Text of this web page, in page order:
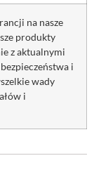
na nasze
produkty
z aktualnymi
i
wady
i